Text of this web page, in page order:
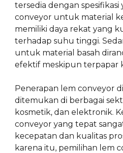
tersedia dengan spesifikasi
conveyor untuk material
memiliki daya rekat yang
terhadap suhu tinggi.
untuk material basah
efektif meskipun terpapar
Penerapan lem conveyor
ditemukan di berbagai
kosmetik, dan elektronik.
conveyor yang tepat
kecepatan dan kualitas
karena itu, pemilihan lem